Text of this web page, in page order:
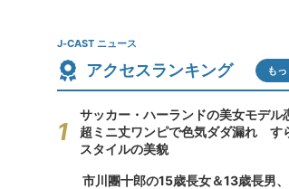
J-CAST ニュース
アクセスランキング も
サッカー・ハーランドの美女モデル
超ミニ丈ワンピで色気ダダ漏れ す
スタイルの美貌
市川團十郎の15歳長女＆13歳長男